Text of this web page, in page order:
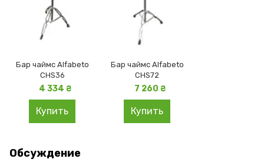
Бар чаймс Alfabeto
CHS36
4 334 ₴
Купить
Бар чаймс Alfabeto
CHS72
7 260 ₴
Купить
Обсуждение